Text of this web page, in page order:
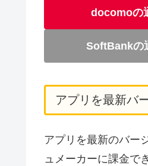
docomoの
SoftBankの
アプリを最新バ
アプリを最新のバー
ュメーカーに課金で